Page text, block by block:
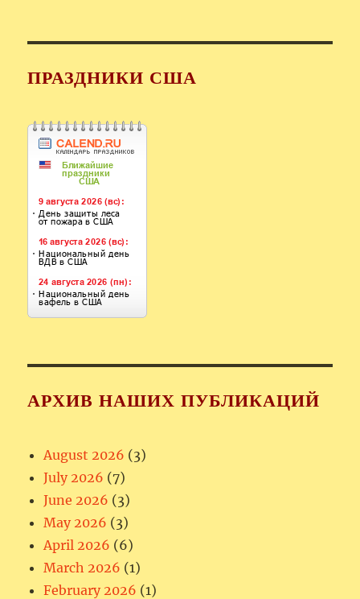
ПРАЗДНИКИ США
АРХИВ НАШИХ ПУБЛИКАЦИЙ
August 2026 (3)
July 2026 (7)
June 2026 (3)
May 2026 (3)
April 2026 (6)
March 2026 (1)
February 2026 (1)